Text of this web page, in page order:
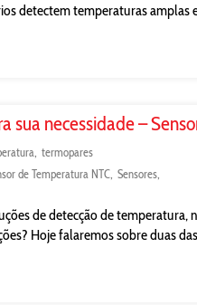
detectem temperaturas amplas
sua necessidade –
termopares
de Temperatura NTC Sensores
de detecção de temperatura,
Hoje falaremos sobre duas